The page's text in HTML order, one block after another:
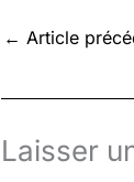
← Article
Laisser